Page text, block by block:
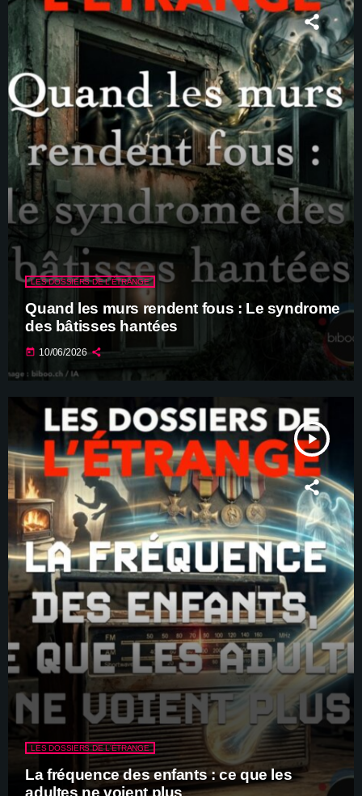
LES DOSSIERS DE L'ÉTRANGE
Quand les murs rendent fous : Le syndrome
des bâtisses hantées
today 10/06/2026
play_arrow
LES DOSSIERS DE L'ÉTRANGE
La fréquence des enfants : ce que les
adultes ne voient plus